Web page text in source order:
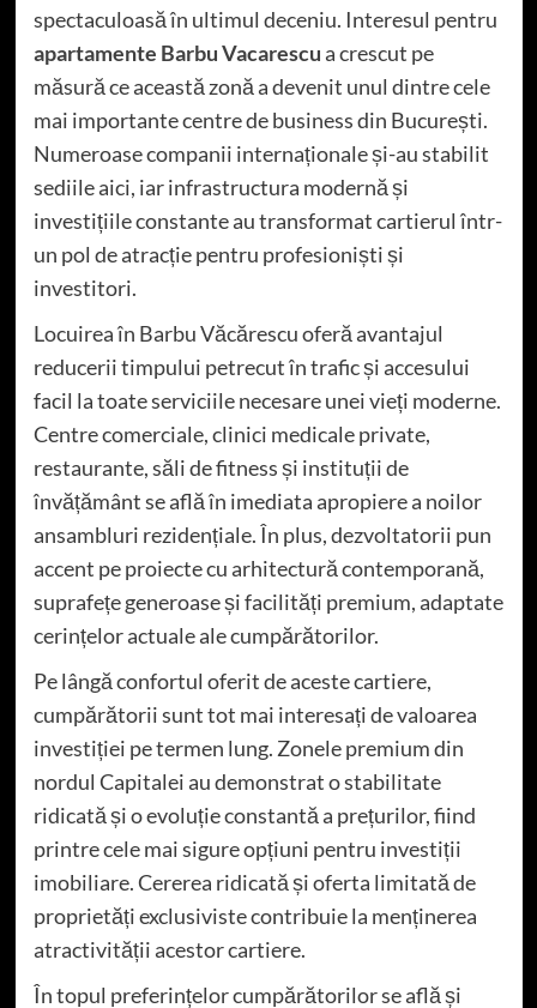
spectaculoasă în ultimul deceniu. Interesul pentru
apartamente Barbu Vacarescua crescut pe
măsură ce această zonă a devenit unul dintre cele
mai importante centre de business din București.
Numeroase companii internaționale și-au stabilit
sediile aici, iar infrastructura modernă și
investițiile constante au transformat cartierul într-
un pol de atracție pentru profesioniști și
investitori.
Locuirea în Barbu Văcărescu oferă avantajul
reducerii timpului petrecut în trafic și accesului
facil la toate serviciile necesare unei vieți moderne.
Centre comerciale, clinici medicale private,
restaurante, săli de fitness și instituții de
învățământ se află în imediata apropiere a noilor
ansambluri rezidențiale. În plus, dezvoltatorii pun
accent pe proiecte cu arhitectură contemporană,
suprafețe generoase și facilități premium, adaptate
cerințelor actuale ale cumpărătorilor.
Pe lângă confortul oferit de aceste cartiere,
cumpărătorii sunt tot mai interesați de valoarea
investiției pe termen lung. Zonele premium din
nordul Capitalei au demonstrat o stabilitate
ridicată și o evoluție constantă a prețurilor, fiind
printre cele mai sigure opțiuni pentru investiții
imobiliare. Cererea ridicată și oferta limitată de
proprietăți exclusiviste contribuie la menținerea
atractivității acestor cartiere.
În topul preferințelor cumpărătorilor se află și